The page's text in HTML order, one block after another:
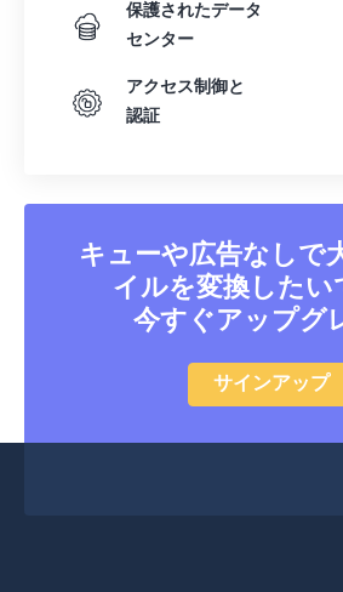
保護されたデータ
センター
アクセス制御と
認証
キューや広告なしで
イルを変換したい
今すぐアップグ
サインアップ